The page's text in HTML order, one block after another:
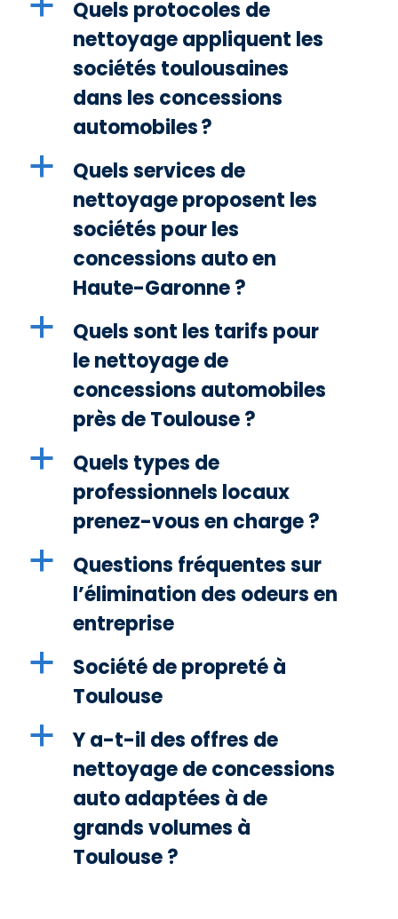
a
Quels protocoles de
nettoyage appliquent les
sociétés toulousaines
dans les concessions
automobiles ?
a
Quels services de
nettoyage proposent les
sociétés pour les
concessions auto en
Haute-Garonne ?
a
Quels sont les tarifs pour
le nettoyage de
concessions automobiles
près de Toulouse ?
a
Quels types de
professionnels locaux
prenez-vous en charge ?
a
Questions fréquentes sur
l’élimination des odeurs en
entreprise
a
Société de propreté à
Toulouse
a
Y a-t-il des offres de
nettoyage de concessions
auto adaptées à de
grands volumes à
Toulouse ?